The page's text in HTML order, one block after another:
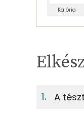
Kalória
A